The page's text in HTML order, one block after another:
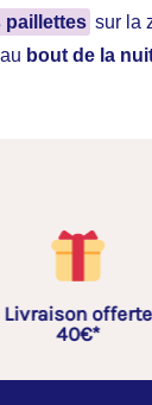
paillettes sur la
bout de la